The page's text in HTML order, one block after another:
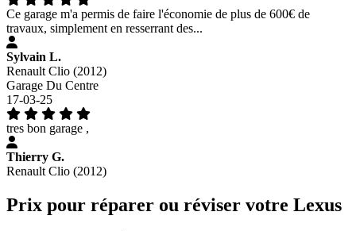
Ce garage m'a permis de faire l'économie de plus de 600€ de
travaux, simplement en resserrant des...
Sylvain L.
Renault Clio (2012)
Garage Du Centre
17-03-25
tres bon garage ,
Thierry G.
Renault Clio (2012)
Prix pour réparer ou réviser votre Lexus